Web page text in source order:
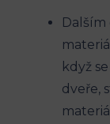
když
dveře,